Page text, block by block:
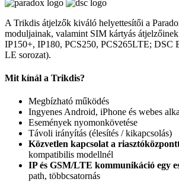
A Trikdis átjelzők kiváló helyettesítői a
moduljainak, valamint SIM kártyás
IP150+, IP180, PCS250, PCS265LTE;
LE sorozat).
Mit kínál a Trikdis?
Megbízható működés
Ingyenes Android, iPhone és webes
Események nyomonkövetése
Távoli irányítás (élesítés / kikapcsolás)
Közvetlen kapcsolat a
kompatibilis modellnél
IP és GSM/LTE kommunikáció egy
path, többcsatornás